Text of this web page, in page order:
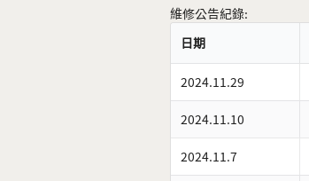
維修公告紀錄:
日期
2024.11.29
2024.11.10
2024.11.7